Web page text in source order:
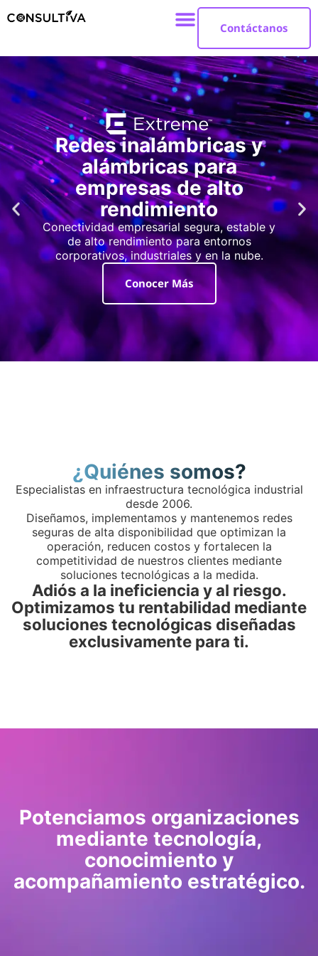
Contáctanos
Redes inalámbricas y
alámbricas para
empresas de alto
rendimiento
Conectividad empresarial segura, estable y
de alto rendimiento para entornos
corporativos, industriales y en la nube.
Conocer Más
¿Quiénes somos?
Especialistas en infraestructura tecnológica industrial
desde 2006.
Diseñamos, implementamos y mantenemos redes
seguras de alta disponibilidad que optimizan la
operación, reducen costos y fortalecen la
competitividad de nuestros clientes mediante
soluciones tecnológicas a la medida.
Adiós a la ineficiencia y al riesgo.
Optimizamos tu rentabilidad mediante
soluciones tecnológicas diseñadas
exclusivamente para ti.
Potenciamos organizaciones
mediante tecnología,
conocimiento y
acompañamiento estratégico.